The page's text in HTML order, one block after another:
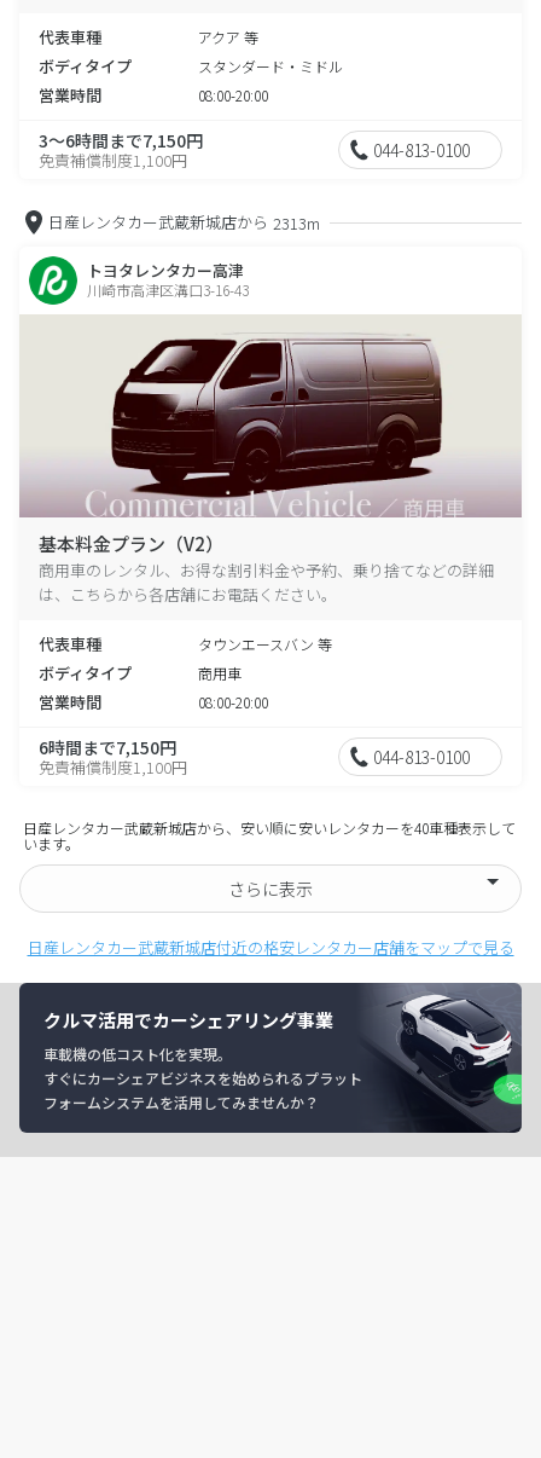
代表車種 アクア 等
ボディタイプ スタンダード・ミドル
営業時間 08:00-20:00
3～6時間まで7,150円
免責補償制度1,100円 044-813-0100
日産レンタカー武蔵新城店から 2313m
トヨタレンタカー高津
川崎市高津区溝口3-16-43
基本料金プラン（V2）
商用車のレンタル、お得な割引料金や予約、乗り捨てなどの詳細
は、こちらから各店舗にお電話ください。
代表車種 タウンエースバン 等
ボディタイプ 商用車
営業時間 08:00-20:00
6時間まで7,150円
免責補償制度1,100円 044-813-0100
日産レンタカー武蔵新城店から、安い順に安いレンタカーを40車種表示して
います。
さらに表示
日産レンタカー武蔵新城店付近の格安レンタカー店舗をマップで見る
クルマ活用でカーシェアリング事業
車載機の低コスト化を実現。
すぐにカーシェアビジネスを始められるプラット
フォームシステムを活用してみませんか？